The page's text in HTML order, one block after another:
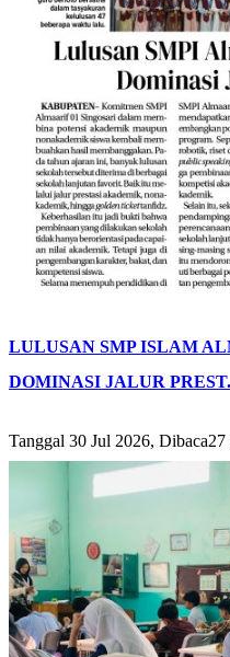
LULUSAN SMP ISLAM
DOMINASI JALUR
Tanggal 30 Jul 2026, Dibaca27